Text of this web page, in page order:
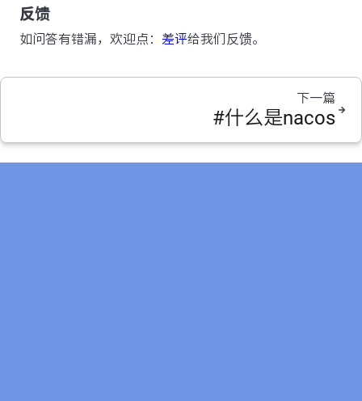
反馈
如问答有错漏，欢迎点： 差评给我们反馈。
下一篇
#什么是nacos